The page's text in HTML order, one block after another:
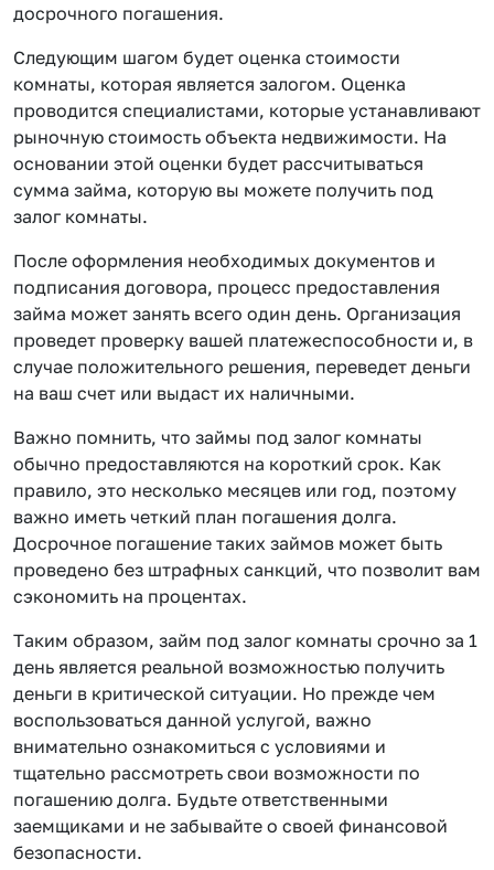
досрочного погашения.
Следующим шагом будет оценка стоимости
комнаты, которая является залогом. Оценка
проводится специалистами, которые устанавливают
рыночную стоимость объекта недвижимости. На
основании этой оценки будет рассчитываться
сумма займа, которую вы можете получить под
залог комнаты.
После оформления необходимых документов и
подписания договора, процесс предоставления
займа может занять всего один день. Организация
проведет проверку вашей платежеспособности и, в
случае положительного решения, переведет деньги
на ваш счет или выдаст их наличными.
Важно помнить, что займы под залог комнаты
обычно предоставляются на короткий срок. Как
правило, это несколько месяцев или год, поэтому
важно иметь четкий план погашения долга.
Досрочное погашение таких займов может быть
проведено без штрафных санкций, что позволит вам
сэкономить на процентах.
Таким образом, займ под залог комнаты срочно за 1
день является реальной возможностью получить
деньги в критической ситуации. Но прежде чем
воспользоваться данной услугой, важно
внимательно ознакомиться с условиями и
тщательно рассмотреть свои возможности по
погашению долга. Будьте ответственными
заемщиками и не забывайте о своей финансовой
безопасности.